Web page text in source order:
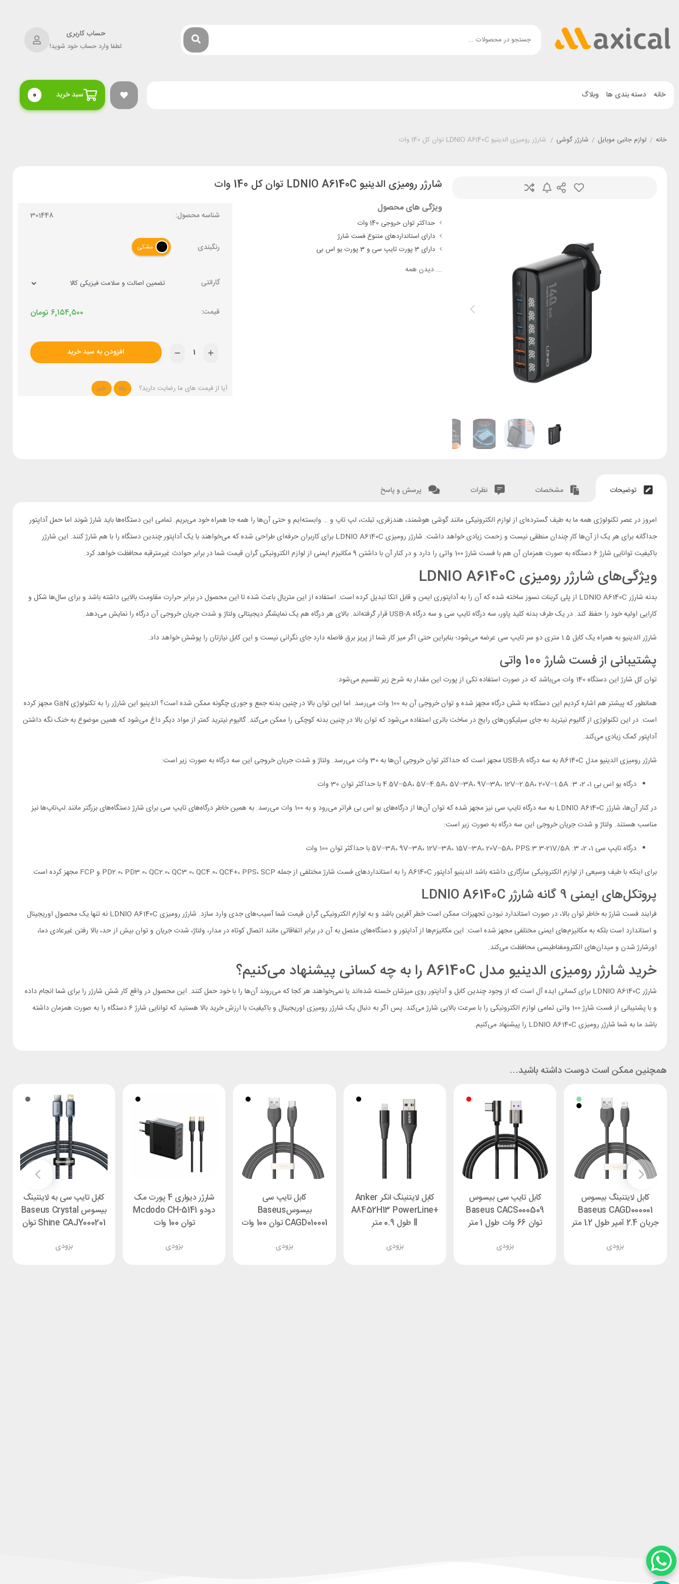
حساب کاربری
لطفا وارد حساب خود شوید!
خانه دسته بندی ها وبلاگ سبد خرید 0
خانه / لوازم جانبی موبایل / شارژر گوشی / شارژر رومیزی الدینیو LDNIO A6140C توان کل 140 وات
شارژر رومیزی الدینیو LDNIO A6140C توان کل 140 وات
ویژگی های محصول
حداکثر توان خروجی 140 وات
دارای استانداردهای متنوع فست شارژ
دارای 3 پورت تایپ سی و 3 پورت یو اس بی
...دیدن همه
شناسه محصول: 301448
رنگبندی مشکی
گارانتی
تومان ۶,۱۵۴,۵۰۰
افزودن به سبد خرید
آیا از قیمت های ما رضایت دارید؟ بله خیر
توضیحات مشخصات نظرات پرسش و پاسخ
امروز در عصر تکنولوژی همه ما به طیف گسترده‌ای از لوازم الکترونیکی مانند گوشی هوشمند، هندزفری، تبلت، لپ تاپ و … وابسته‌ایم و حتی آن‌ها را همه جا همراه خود می‌بریم. تمامی این دستگاه‌ها باید شارژ شوند اما حمل آداپتور
جداگانه برای هر یک از آن‌ها کار چندان منطقی نیست و زحمت زیادی خواهد داشت. شارژر رومیزی LDNIO A6140C برای کاربران حرفه‌ای طراحی شده که می‌خواهند با یک آداپتور چندین دستگاه را با هم شارژ کنند. این شارژر
باکیفیت توانایی شارژ 6 دستگاه به صورت همزمان آن هم با فست شارژ 100 واتی را دارد و در کنار آن با داشتن 9 مکانیزم ایمنی از لوازم الکترونیکی گران قیمت شما در برابر حوادث غیرمترقبه محافظت خواهد کرد.
ویژگی‌های شارژر رومیزی LDNIO A6140C
بدنه شارژر LDNIO A6140C از پلی کربنات نسوز ساخته شده که آن را به آداپتوری ایمن و قابل اتکا تبدیل کرده است. استفاده از این متریال باعث شده تا این محصول در برابر حرارت مقاومت بالایی داشته باشد و برای سال‌ها شکل و
کارایی اولیه خود را حفظ کند. در یک طرف بدنه کلید پاور، سه درگاه تایپ سی و سه درگاه USB-A قرار گرفته‌اند. بالای هر درگاه هم یک نمایشگر دیجیتالی ولتاژ و شدت جریان خروجی آن درگاه را نمایش می‌دهد.
شارژر الدینیو به همراه یک کابل 1.5 متری دو سر تایپ سی عرضه می‌شود؛ بنابراین حتی اگر میز کار شما از پریز برق فاصله دارد جای نگرانی نیست و این کابل نیازتان را پوشش خواهد داد.
پشتیبانی از فست شارژ 100 واتی
توان کل شارژ این دستگاه 140 وات می‌باشد که در صورت استفاده تکی از پورت این مقدار به شرح زیر تقسیم می‌شود:
همانطور که پیشتر هم اشاره کردیم این دستگاه به شش درگاه مجهز شده و توان خروجی آن به 100 وات می‌رسد. اما این توان بالا در چنین بدنه جمع و جوری چگونه ممکن شده است؟ الدینیو این شارژر را به تکنولوژی GaN مجهز کرده
است. در این تکنولوژی از گالیوم نیترید به جای سیلیکون‌های رایج در ساخت باتری استفاده می‌شود که توان بالا در چنین بدنه کوچکی را ممکن می‌کند. گالیوم نیترید کمتر از مواد دیگر داغ می‌شود که همین موضوع به خنک نگه داشتن
آداپتور کمک زیادی می‌کند.
شارژر رومیزی الدینیو مدل A6140C به سه درگاه USB-A مجهز است که حداکثر توان خروجی آن‌ها به 30 وات می‌رسد. ولتاژ و شدت جریان خروجی این سه درگاه به صورت زیر است:
درگاه یو اس بی 1، 2، 3: 4.5V⎓5A، 5V⎓4.5A، 5V⎓3A، 9V⎓3A، 12V⎓2.5A، 20V⎓1.5A با حداکثر توان 30 وات
در کنار آن‌ها، شارژر LDNIO A6140C به سه درگاه تایپ سی نیز مجهز شده که توان آن‌ها از درگاه‌های یو اس بی فراتر می‌رود و به 100 وات می‌رسد. به همین خاطر درگاه‌های تایپ سی برای شارژ دستگاه‌های بزرگتر مانند لپ‌تاپ‌ها نیز
مناسب هستند. ولتاژ و شدت جریان خروجی این سه درگاه به صورت زیر است:
درگاه تایپ سی 1، 2، 3: 5V⎓3A، 9V⎓3A، 12V⎓3A، 15V⎓3A، 20V⎓5A، PPS:3.3-21V/5A با حداکثر توان 100 وات
برای اینکه با طیف وسیعی از لوازم الکترونیکی سازگاری داشته باشد الدینیو آداپتور A6140C را به استانداردهای فست شارژ مختلفی از جمله PD2.0، PD3.0، QC2.0، QC3.0، QC4.0، QC4+، PPS، SCP و FCP مجهز کرده است.
پروتکل‌های ایمنی 9 گانه شارژر LDNIO A6140C
فرایند فست شارژ به خاطر توان بالا، در صورت استاندارد نبودن تجهیزات ممکن است خطر آفرین باشد و به لوازم الکترونیکی گران قیمت شما آسیب‌های جدی وارد سازد. شارژر رومیزی LDNIO A6140C نه تنها یک محصول اوریجینال
و استاندارد است بلکه به مکانیزم‌های ایمنی مختلفی مجهز شده است. این مکانیزم‌ها از آداپتور و دستگاه‌های متصل به آن در برابر اتفاقاتی مانند اتصال کوتاه در مدار، ولتاژ، شدت جریان و توان بیش از حد، بالا رفتن غیرعادی دما،
اورشارژ شدن و میدان‌های الکترومغناطیسی محافظت می‌کند.
خرید شارژر رومیزی الدینیو مدل A6140C را به چه کسانی پیشنهاد می‌کنیم؟
شارژر LDNIO A6140C برای کسانی ایده آل است که از وجود چندین کابل و آداپتور روی میزشان خسته شده‌اند یا نمی‌خواهند هر کجا که می‌روند آن‌ها را با خود حمل کنند. این محصول در واقع کار شش شارژر را برای شما انجام داده
و با پشتیبانی از فست شارژ 100 واتی تمامی لوازم الکترونیکی را با سرعت بالایی شارژ می‌کند. پس اگر به دنبال یک شارژر رومیزی اوریجینال و باکیفیت با ارزش خرید بالا هستید که توانایی شارژ 6 دستگاه را به صورت همزمان داشته
باشد ما به شما شارژر رومیزی LDNIO A6140C را پیشنهاد می‌کنیم.
همچنین ممکن است دوست داشته باشید…
کابل لایتنینگ بیسوس
Baseus CAGD000001
جریان 2.4 آمپر طول 1.2 متر
بزودی
کابل تایپ سی بیسوس
Baseus CACS000509
توان 66 وات طول 1 متر
بزودی
کابل لایتنینگ انکر Anker
A8452H13 PowerLine+
ll طول 0.9 متر
بزودی
کابل تایپ سی
بیسوسBaseus
CAGD010001 توان 100 وات
بزودی
شارژر دیواری 4 پورت مک
دودو Mcdodo CH-5141
توان 100 وات
بزودی
کابل تایپ سی به لایتنینگ
بیسوس Baseus Crystal
Shine CAJY000201 توان
بزودی